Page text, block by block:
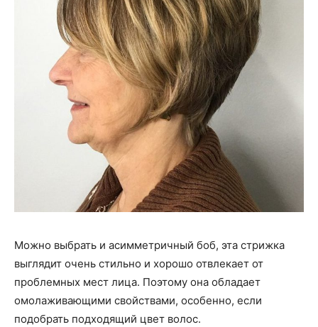
Можно выбрать и асимметричный боб, эта стрижка
выглядит очень стильно и хорошо отвлекает от
проблемных мест лица. Поэтому она обладает
омолаживающими свойствами, особенно, если
подобрать подходящий цвет волос.